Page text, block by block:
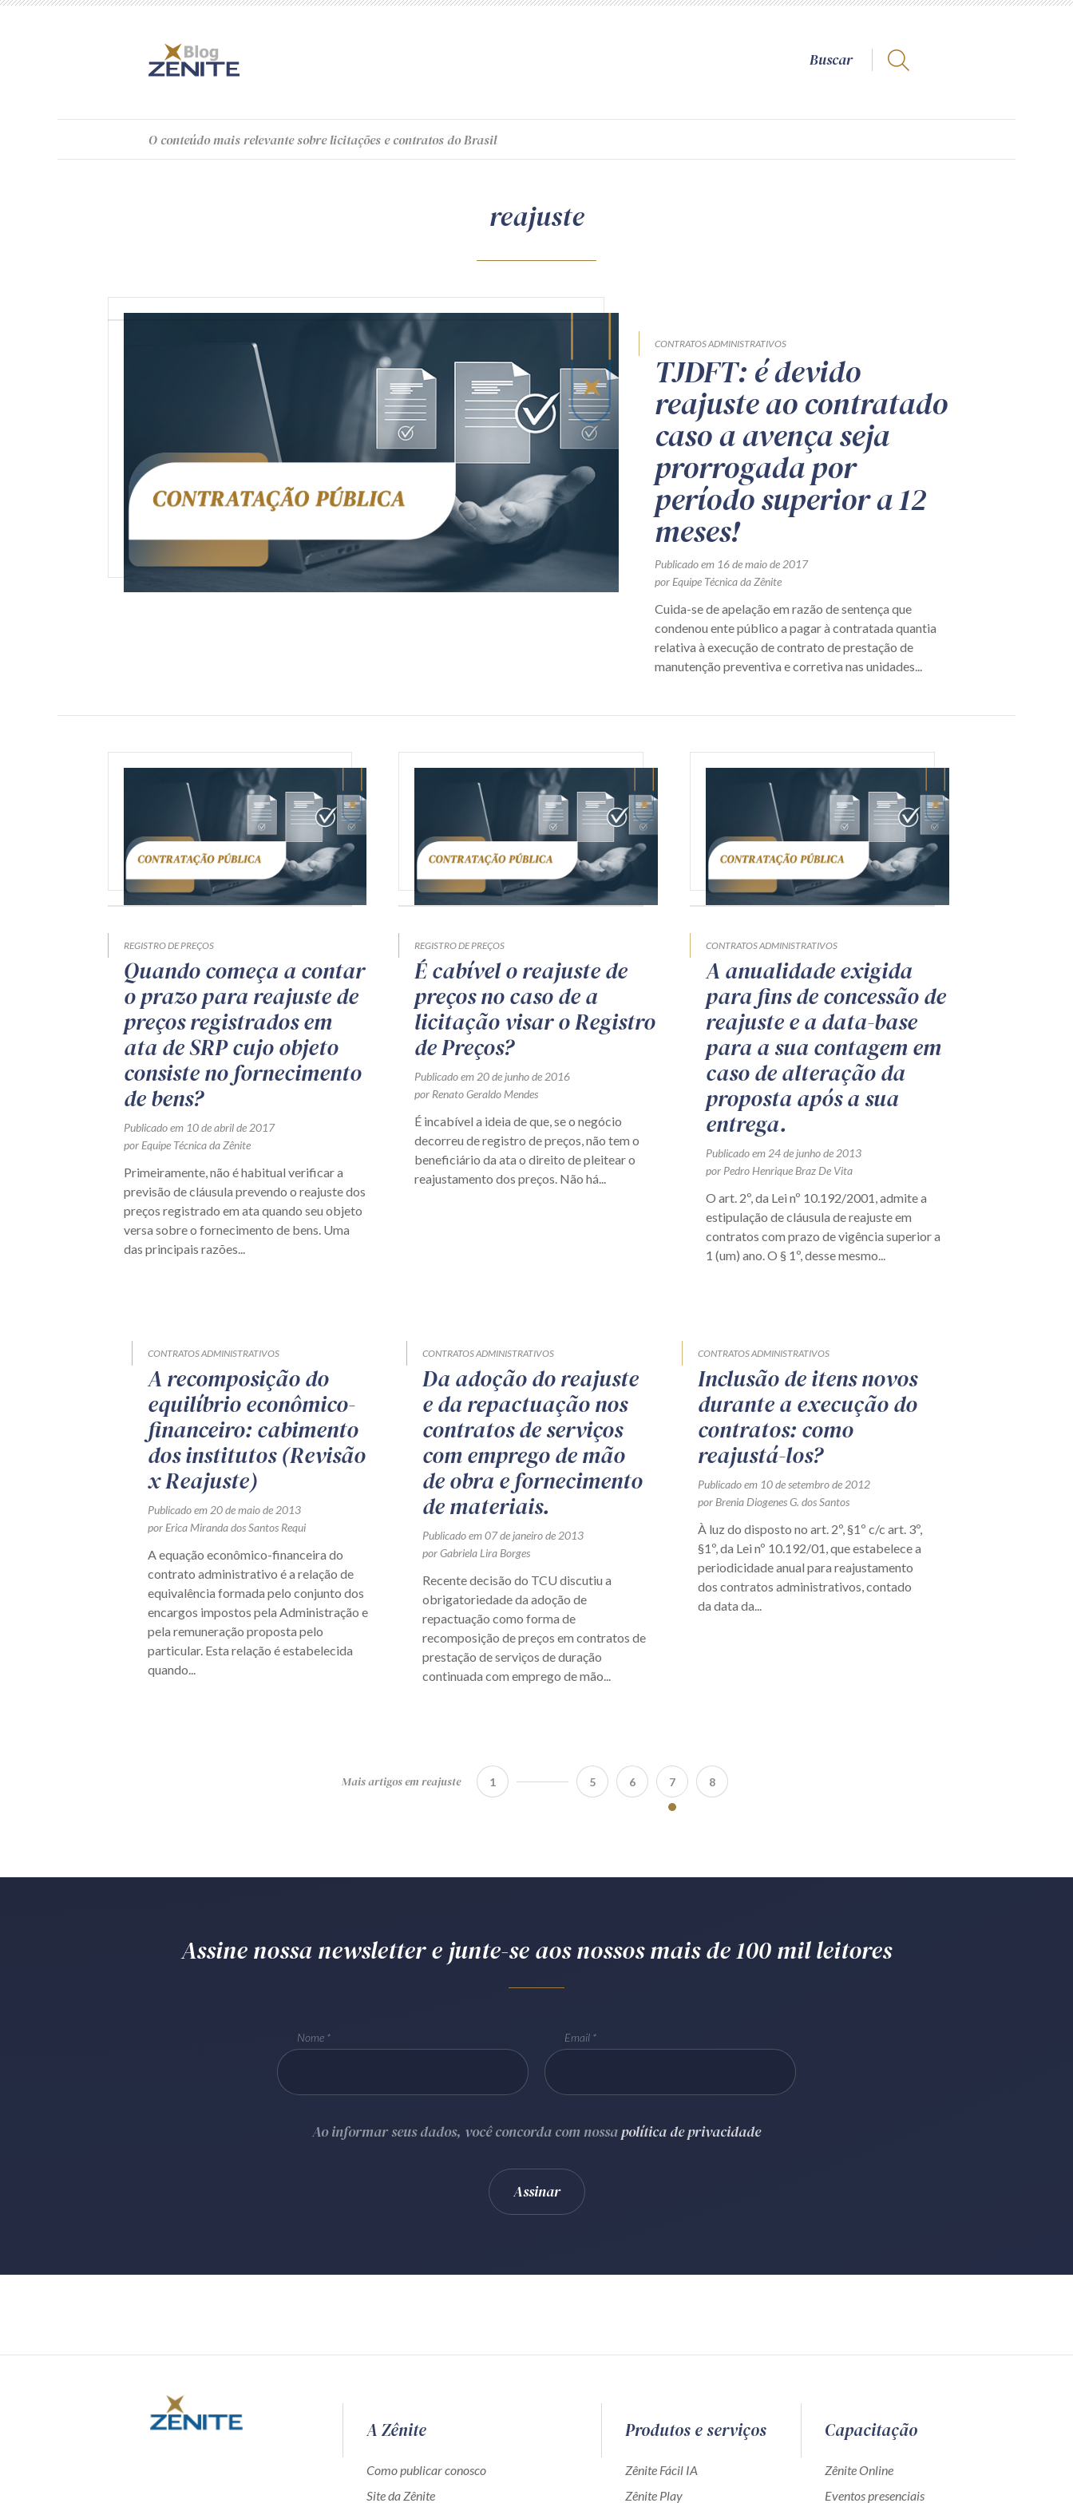
O conteúdomais relevante sobre licitações e contratos do Brasil
reajuste
CONTRATOS ADMINISTRATIVOS
TJDFT: é devido
reajuste ao contratado
caso a avença seja
prorrogada por
período superior a 12
meses!
Publicado em 16 de maio de 2017
por Equipe Técnica da Zênite
Cuida-se de apelação em razão de sentença que
condenou ente público a pagar à contratada quantia
relativa à execução de contrato de prestação de
manutenção preventiva e corretiva nas unidades...
REGISTRO DE PREÇOS
Quando começa a contar
o prazo para reajuste de
preços registrados em
ata de SRP cujo objeto
consiste no fornecimento
de bens?
Publicado em 10 de abril de 2017
por Equipe Técnica da Zênite
Primeiramente, não é habitual verificar a
previsão de cláusula prevendo o reajuste dos
preços registrado em ata quando seu objeto
versa sobre o fornecimento de bens. Uma
das principais razões...
REGISTRO DE PREÇOS
É cabível o reajuste de
preços no caso de a
licitação visar o Registro
de Preços?
Publicado em 20 de junho de 2016
por Renato Geraldo Mendes
É incabível a ideia de que, se o negócio
decorreu de registro de preços, não tem o
beneficiário da ata o direito de pleitear o
reajustamento dos preços. Não há...
CONTRATOS ADMINISTRATIVOS
A anualidade exigida
para fins de concessão de
reajuste e a data-base
para a sua contagem em
caso de alteração da
proposta após a sua
entrega.
Publicado em 24 de junho de 2013
por Pedro Henrique Braz De Vita
O art. 2º, da Lei nº 10.192/2001, admite a
estipulação de cláusula de reajuste em
contratos com prazo de vigência superior a
1 (um) ano. O § 1º, desse mesmo...
CONTRATOS ADMINISTRATIVOS
A recomposição do
equilíbrio econômico-
financeiro: cabimento
dos institutos (Revisão
x Reajuste)
Publicado em 20 de maio de 2013
por Erica Miranda dos Santos Requi
A equação econômico-financeira do
contrato administrativo é a relação de
equivalência formada pelo conjunto dos
encargos impostos pela Administração e
pela remuneração proposta pelo
particular. Esta relação é estabelecida
quando...
CONTRATOS ADMINISTRATIVOS
Da adoção do reajuste
e da repactuação nos
contratos de serviços
com emprego de mão
de obra e fornecimento
de materiais.
Publicado em 07 de janeiro de 2013
por Gabriela Lira Borges
Recente decisão do TCU discutiu a
obrigatoriedade da adoção de
repactuação como forma de
recomposição de preços em contratos de
prestação de serviços de duração
continuada com emprego de mão...
CONTRATOS ADMINISTRATIVOS
Inclusão de itens novos
durante a execução do
contratos: como
reajustá-los?
Publicado em 10 de setembro de 2012
por Brenia Diogenes G. dos Santos
À luz do disposto no art. 2º, §1º c/c art. 3º,
§1º, da Lei nº 10.192/01, que estabelece a
periodicidade anual para reajustamento
dos contratos administrativos, contado
da data da...
Mais artigos em reajuste 1 5 6 7 8
Assine nossa newsletter e junte-se aos nossos mais de 100 mil leitores
Nome Email
Ao informar seus dados, você concorda com nossapolítica de privacidade
A Zênite
Como publicar conosco
Site da Zênite
Produtos e serviços
Zênite Fácil IA
Zênite Play
Capacitação
Zênite Online
Eventos presenciais